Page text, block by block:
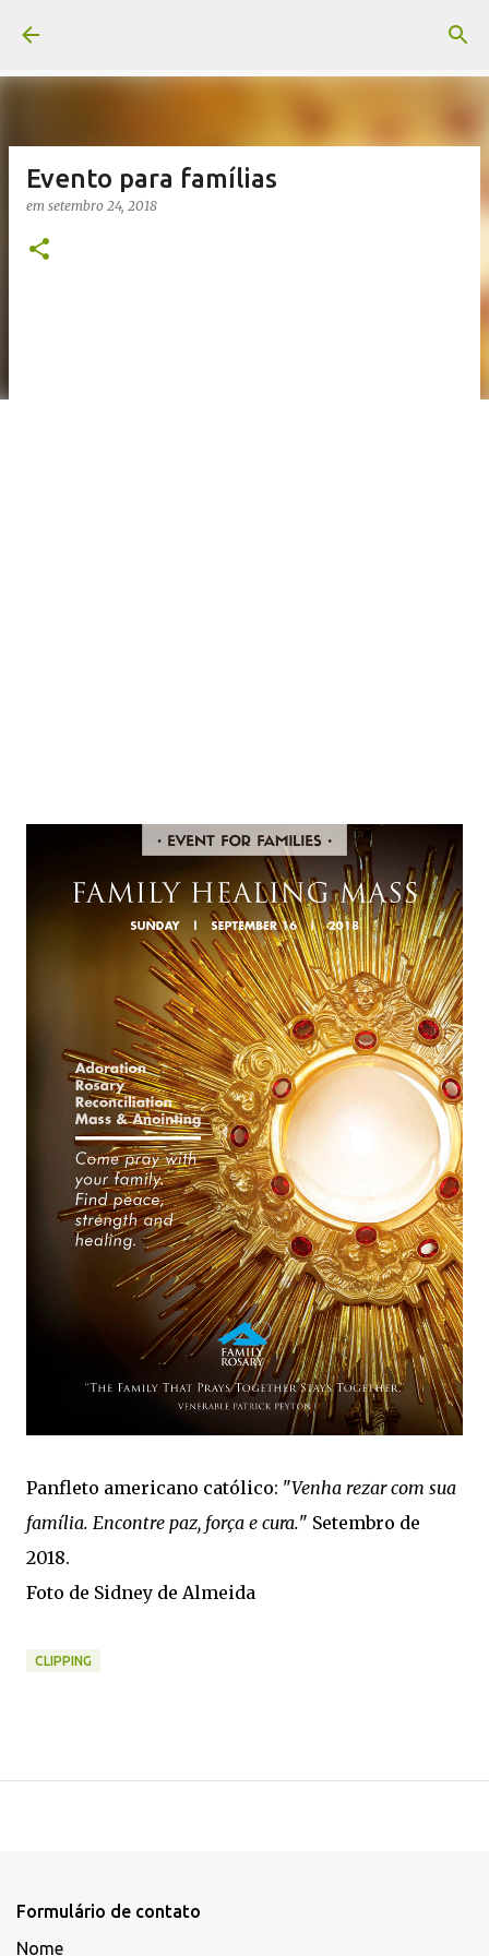
Evento para famílias
em setembro 24, 2018
Panfleto americano católico: "Venha rezar com sua
família. Encontre paz, força e cura." Setembro de
2018.
Foto de Sidney de Almeida
CLIPPING
Formulário de contato
Nome